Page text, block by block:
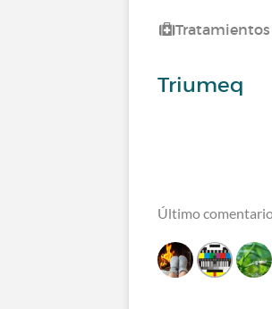
Tratamientos
Triumeq
Último